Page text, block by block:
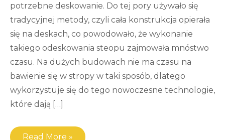
potrzebne deskowanie. Do tej pory używało się
tradycyjnej metody, czyli cała konstrukcja opierała
się na deskach, co powodowało, że wykonanie
takiego odeskowania steopu zajmowała mnóstwo
czasu. Na dużych budowach nie ma czasu na
bawienie się w stropy w taki sposób, dlatego
wykorzystuje się do tego nowoczesne technologie,
które dają […]
Read More »